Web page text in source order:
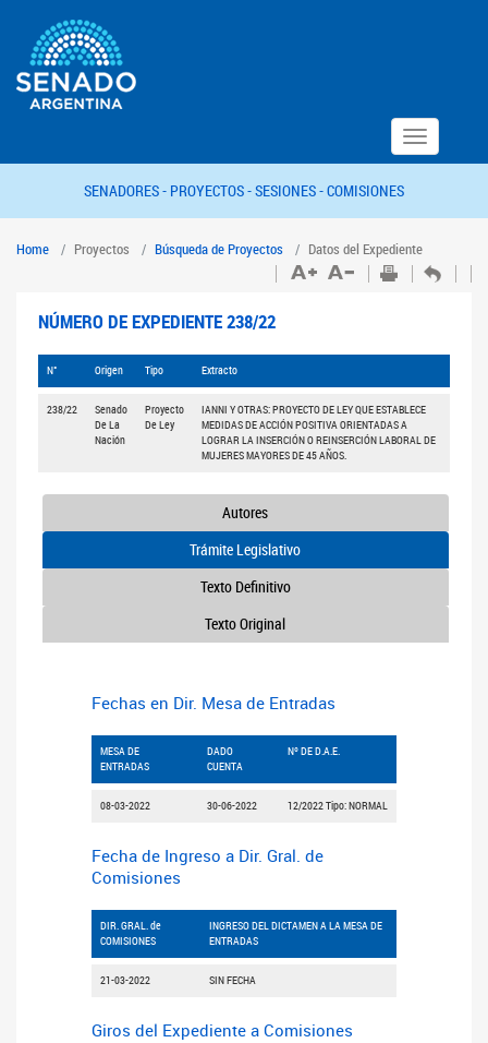
Toggle
navigation
SENADORES - PROYECTOS -SESIONES -COMISIONES
Home Proyectos Búsqueda de Proyectos Datos del Expediente
NÚMERO DE EXPEDIENTE 238/22
N° Origen Tipo Extracto
238/22
Senado
De La
Nación
Proyecto
De Ley
IANNI Y OTRAS: PROYECTO DE LEY QUE ESTABLECE
MEDIDAS DE ACCIÓN POSITIVA ORIENTADAS A
LOGRAR LA INSERCIÓN O REINSERCIÓN LABORAL DE
MUJERES MAYORES DE 45 AÑOS.
Autores
Trámite Legislativo
Texto Definitivo
Texto Original
Fechas en Dir. Mesa de Entradas
MESA DE
ENTRADAS
DADO
CUENTA
Nº DE D.A.E.
08-03-2022 30-06-2022 12/2022 Tipo: NORMAL
Fecha de Ingreso a Dir. Gral. de
Comisiones
DIR. GRAL. de
COMISIONES
INGRESO DEL DICTAMEN A LA MESA DE
ENTRADAS
21-03-2022 SIN FECHA
Giros del Expediente a Comisiones